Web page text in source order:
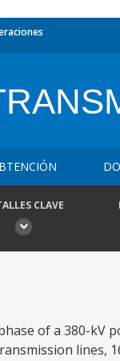
CLAVE
of a 380-
lines,